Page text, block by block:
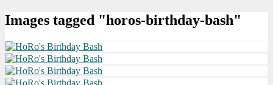
Images tagged "horos-birthday-bash"